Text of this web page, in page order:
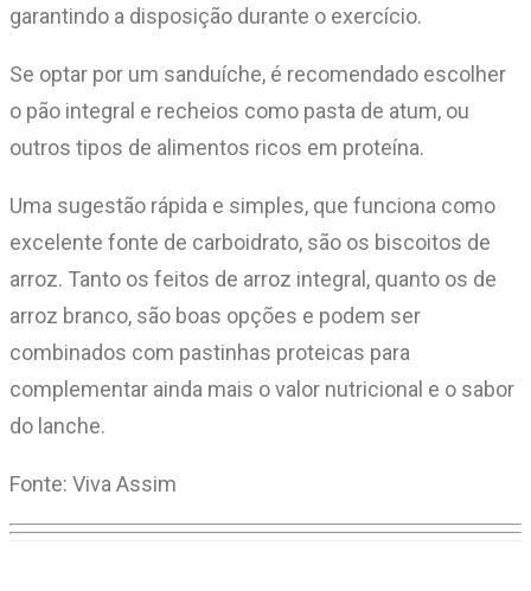
garantindo a disposição durante o exercício.
Se optar por um sanduíche, é recomendado escolher
o pão integral e recheios como pasta de atum, ou
outros tipos de alimentos ricos em proteína.
Uma sugestão rápida e simples, que funciona como
excelente fonte de carboidrato, são os biscoitos de
arroz. Tanto os feitos de arroz integral, quanto os de
arroz branco, são boas opções e podem ser
combinados com pastinhas proteicas para
complementar ainda mais o valor nutricional e o sabor
do lanche.
Fonte: Viva Assim